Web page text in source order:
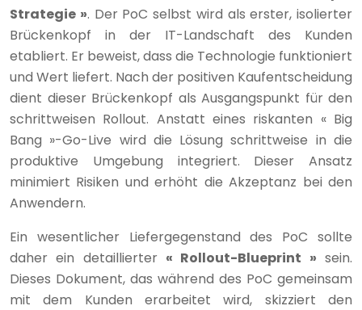
Strategie ». Der PoC selbst wird als erster, isolierter
Brückenkopf in der IT-Landschaft des Kunden
etabliert. Er beweist, dass die Technologie funktioniert
und Wert liefert. Nach der positiven Kaufentscheidung
dient dieser Brückenkopf als Ausgangspunkt für den
schrittweisen Rollout. Anstatt eines riskanten « Big
Bang »-Go-Live wird die Lösung schrittweise in die
produktive Umgebung integriert. Dieser Ansatz
minimiert Risiken und erhöht die Akzeptanz bei den
Anwendern.
Ein wesentlicher Liefergegenstand des PoC sollte
daher ein detaillierter « Rollout-Blueprint » sein.
Dieses Dokument, das während des PoC gemeinsam
mit dem Kunden erarbeitet wird, skizziert den